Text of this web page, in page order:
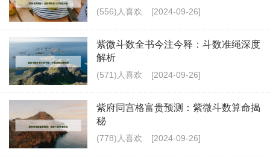
(556)人喜欢 [2024-09-26]
紫微斗数全书今注今释：斗数准绳深度
解析
(571)人喜欢 [2024-09-26]
紫府同宫格富贵预测：紫微斗数算命揭
秘
(778)人喜欢 [2024-09-26]